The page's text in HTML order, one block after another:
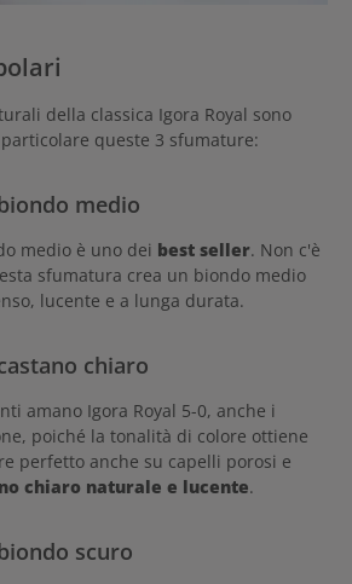
della classica Igora Royal sono
queste 3 sfumature:
medio
medio è uno dei best seller. Non c'è
sfumatura crea un biondo medio
lucente e a lunga durata.
chiaro
amano Igora Royal 5-0, anche i
poiché la tonalità di colore ottiene
perfetto anche su capelli porosi e
chiaro naturale e lucente.
scuro